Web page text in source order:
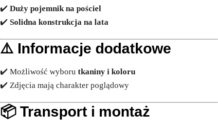
✔️ Duży pojemnik na pościel
✔️ Solidna konstrukcja na lata
⚠️ Informacje dodatkowe
✔️ Możliwość wyboru tkaniny i koloru
✔️ Zdjęcia mają charakter poglądowy
📦 Transport i montaż